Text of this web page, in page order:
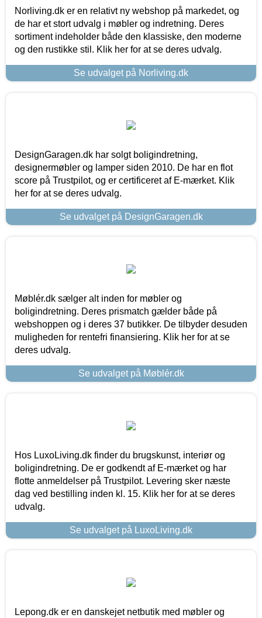
Norliving.dk er en relativt ny webshop på markedet, og
de har et stort udvalg i møbler og indretning. Deres
sortiment indeholder både den klassiske, den moderne
og den rustikke stil. Klik her for at se deres udvalg.
Se udvalget på Norliving.dk
DesignGaragen.dk har solgt boligindretning,
designermøbler og lamper siden 2010. De har en flot
score på Trustpilot, og er certificeret af E-mærket. Klik
her for at se deres udvalg.
Se udvalget på DesignGaragen.dk
Møblér.dk sælger alt inden for møbler og
boligindretning. Deres prismatch gælder både på
webshoppen og i deres 37 butikker. De tilbyder desuden
muligheden for rentefri finansiering. Klik her for at se
deres udvalg.
Se udvalget på Møblér.dk
Hos LuxoLiving.dk finder du brugskunst, interiør og
boligindretning. De er godkendt af E-mærket og har
flotte anmeldelser på Trustpilot. Levering sker næste
dag ved bestilling inden kl. 15. Klik her for at se deres
udvalg.
Se udvalget på LuxoLiving.dk
Lepong.dk er en danskejet netbutik med møbler og